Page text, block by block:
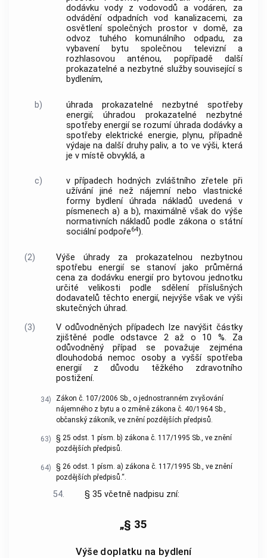
dodávku vody z vodovodů a vodáren, za
odvádění odpadních vod kanalizacemi, za
osvětlení společných prostor v domě, za
odvoz tuhého komunálního odpadu, za
vybavení bytu společnou televizní a
rozhlasovou anténou, popřípadě další
prokazatelné a nezbytné služby související s
bydlením,
b)
úhrada prokazatelné nezbytné spotřeby
energií; úhradou prokazatelné nezbytné
spotřeby energií se rozumí úhrada dodávky a
spotřeby elektrické energie, plynu, případně
výdaje na další druhy paliv, a to ve výši, která
je v místě obvyklá, a
c)
v případech hodných zvláštního zřetele při
užívání jiné než nájemní nebo vlastnické
formy bydlení úhrada nákladů uvedená v
písmenech a) a b), maximálně však do výše
normativních nákladů podle zákona o státní
sociální podpoře64).
(2)
Výše úhrady za prokazatelnou nezbytnou
spotřebu energií se stanoví jako průměrná
cena za dodávku energií pro bytovou jednotku
určité velikosti podle sdělení příslušných
dodavatelů těchto energií, nejvýše však ve výši
skutečných úhrad.
(3)
V odůvodněných případech lze navýšit částky
zjištěné podle odstavce 2 až o 10 %. Za
odůvodněný případ se považuje zejména
dlouhodobá nemoc osoby a vyšší spotřeba
energií z důvodu těžkého zdravotního
postižení.
34)
Zákon č. 107/2006 Sb., o jednostranném zvyšování
nájemného z bytu a o změně zákona č. 40/1964 Sb.,
občanský zákoník, ve znění pozdějších předpisů.
63)
§ 25 odst. 1 písm. b) zákona č. 117/1995 Sb., ve znění
pozdějších předpisů.
64)
§ 26 odst. 1 písm. a) zákona č. 117/1995 Sb., ve znění
pozdějších předpisů.“.
54. § 35 včetně nadpisu zní:
„§ 35
Výše doplatku na bydlení